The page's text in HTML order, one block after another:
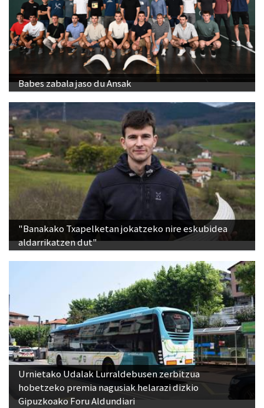
Babes zabala jaso du Ansak
"Banakako Txapelketan jokatzeko nire eskubidea
aldarrikatzen dut"
Urnietako Udalak Lurraldebusen zerbitzua
hobetzeko premia nagusiak helarazi dizkio
Gipuzkoako Foru Aldundiari